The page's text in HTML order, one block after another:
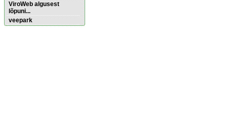
ViroWeb algusest
lõpuni...
veepark